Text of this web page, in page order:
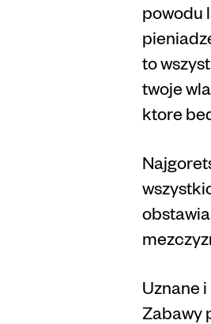
powodu
to
twoje
ktore
Uznane
Zabawy